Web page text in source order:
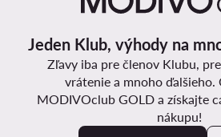
Jeden Klub, výhody na
Zľavy iba pre členov Klubu,
vrátenie a mnoho ďalšieho.
MODIVOclub GOLD a získajte
nákupu!